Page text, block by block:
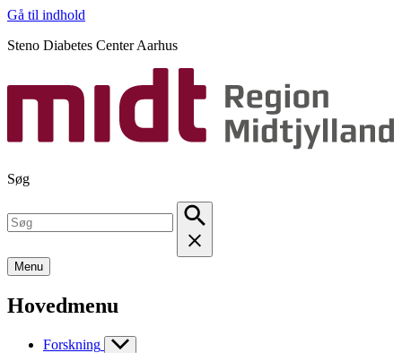
Gå til indhold
Steno Diabetes Center Aarhus
Søg
Menu
Hovedmenu
Forskning